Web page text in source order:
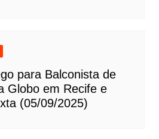
para Balconista de
Globo em Recife e
(05/09/2025)